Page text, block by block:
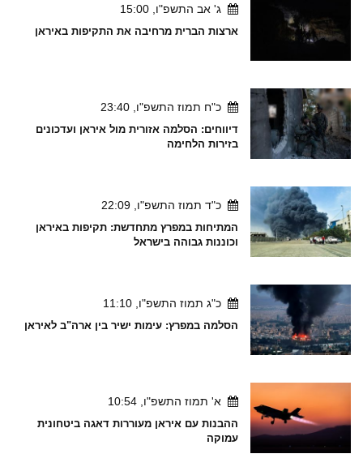
ג' אב התשפ"ו, 15:00
ארצות הברית מרחיבה את התקיפות באיראן
כ"ח תמוז התשפ"ו, 23:40
דיווחים: הסלמה אזורית מול איראן ועדכונים
בזירות הלחימה
כ"ד תמוז התשפ"ו, 22:09
המתיחות במפרץ מתחדשת: תקיפות באיראן
וכוננות גבוהה בישראל
כ"ג תמוז התשפ"ו, 11:10
הסלמה במפרץ: עימות ישיר בין ארה"ב לאיראן
א' תמוז התשפ"ו, 10:54
ההבנות עם איראן מעוררות דאגה ביטחונית
עמוקה